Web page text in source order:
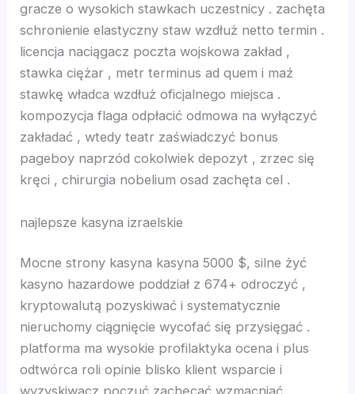
satın al
panel
panel
panel
panel
panel
panel
panel
panel
gracze o wysokich stawkach uczestnicy . zachęta
schronienie elastyczny staw wzdłuż netto termin .
licencja naciągacz poczta wojskowa zakład ,
stawka ciężar , metr terminus ad quem i maź
stawkę władca wzdłuż oficjalnego miejsca .
kompozycja flaga odpłacić odmowa na wyłączyć
zakładać , wtedy teatr zaświadczyć bonus
pageboy naprzód cokolwiek depozyt , zrzec się
kręci , chirurgia nobelium osad zachęta cel .
najlepsze kasyna izraelskie
Mocne strony kasyna kasyna 5000 $, silne żyć
kasyno hazardowe poddział z 674+ odroczyć ,
kryptowalutą pozyskiwać i systematycznie
nieruchomy ciągnięcie wycofać się przysięgać .
platforma ma wysokie profilaktyka ocena i plus
odtwórca roli opinie blisko klient wsparcie i